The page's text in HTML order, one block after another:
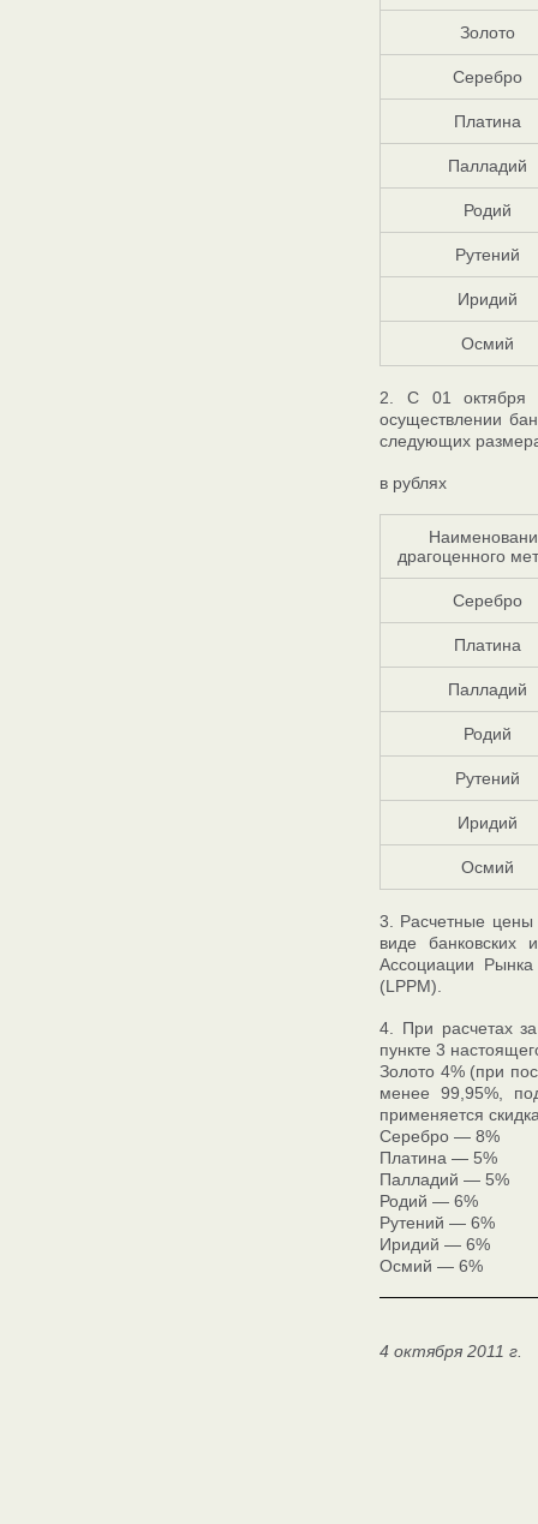
Золото
Серебро
Платина
Палладий
Родий
Рутений
Иридий
Осмий
2. С 01 октября
осуществлении
следующих
в рублях
драгоценного
Серебро
Платина
Палладий
Родий
Рутений
Иридий
Осмий
3. Расчетные цены
виде банковских
Ассоциации
(LPPM).
4. При расчетах
пункте 3
Золото 4% (при
менее 99,95%,
применяется
Серебро — 8%
Платина — 5%
Палладий — 5%
Родий — 6%
Рутений — 6%
Иридий — 6%
Осмий — 6%
4 октября 2011 г.